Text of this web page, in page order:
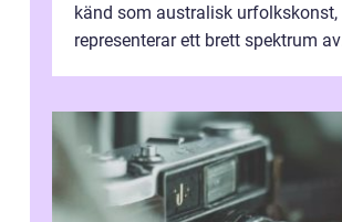
känd som australisk urfolkskonst,
representerar ett brett spektrum av